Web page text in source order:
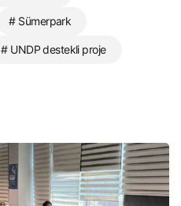
# Sümerpark
# UNDP destekli proje